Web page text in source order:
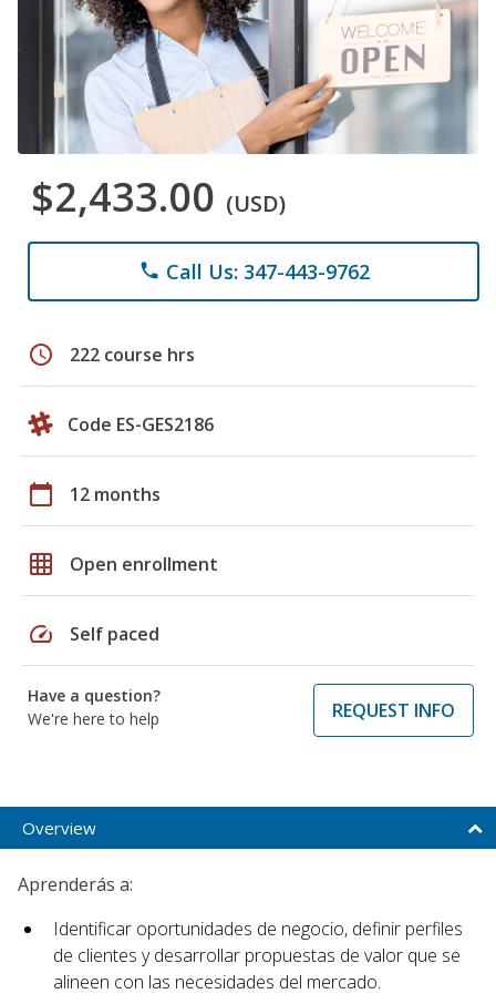
$2,433.00 (USD)
phone Call Us: 347-443-9762
schedule 222 course hrs
Code ES-GES2186
calendar_today 12 months
grid_on Open enrollment
speed Self paced
Have a question?
We're here to help
REQUEST INFO
Overview
Aprenderás a:
Identificar oportunidades de negocio, definir perfiles
de clientes y desarrollar propuestas de valor que se
alineen con las necesidades del mercado.